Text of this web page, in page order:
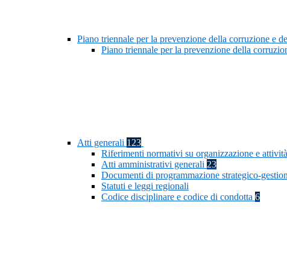
Piano triennale per la prevenzione della corruzione e
Piano triennale per la prevenzione della
Atti generali 123
Riferimenti normativi su organizzazione e attività
Atti amministrativi generali 23
Documenti di programmazione strategico-
Statuti e leggi regionali
Codice disciplinare e codice di condotta 6